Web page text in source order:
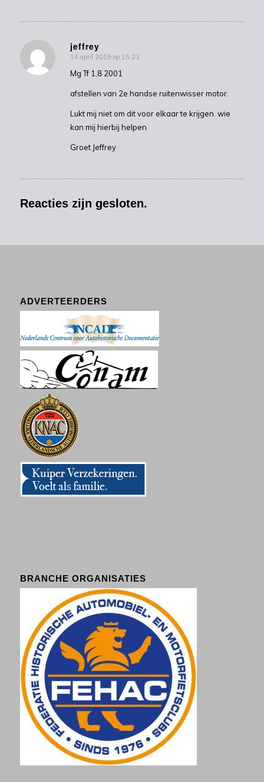
jeffrey
zegt:
14 april 2015 op 15:23
Mg Tf 1,8 2001
afstellen van 2e handse ruitenwisser motor.
Lukt mij niet om dit voor elkaar te krijgen. wie
kan mij hierbij helpen
Groet Jeffrey
Reacties zijn gesloten.
ADVERTEERDERS
BRANCHE ORGANISATIES